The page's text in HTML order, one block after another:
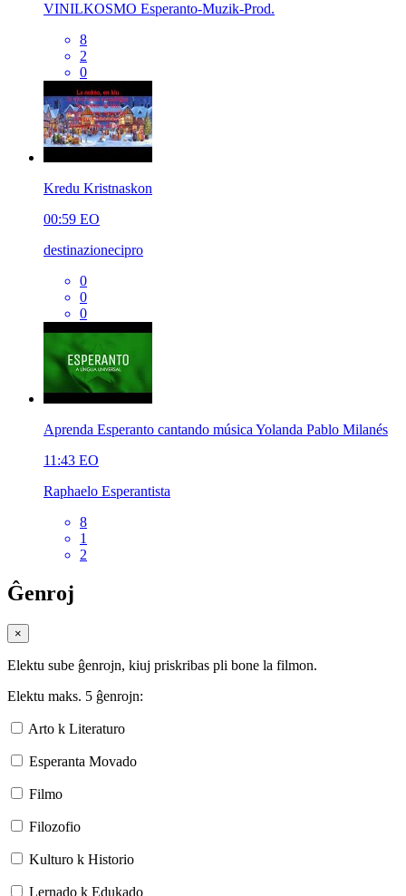
VINILKOSMO Esperanto-Muzik-Prod.
8
2
0
Kredu Kristnaskon
00:59 EO
destinazionecipro
0
0
0
Aprenda Esperanto cantando música Yolanda Pablo Milanés
11:43 EO
Raphaelo Esperantista
8
1
2
Ĝenroj
×
Elektu sube ĝenrojn, kiuj priskribas pli bone la filmon.
Elektu maks. 5 ĝenrojn:
Arto k Literaturo
Esperanta Movado
Filmo
Filozofio
Kulturo k Historio
Lernado k Edukado